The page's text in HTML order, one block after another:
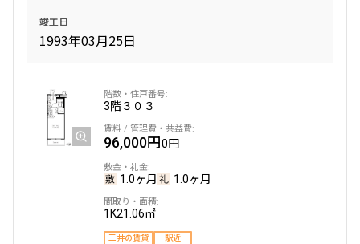
間取り
1R〜1K
1DK〜1LDK
4LDK〜
専有面積
〜
竣工日
1993年03月25日
3階３０３
96,000円0円
1.0ヶ月 1.0ヶ月
1K21.06㎡
三井の賃貸 駅近